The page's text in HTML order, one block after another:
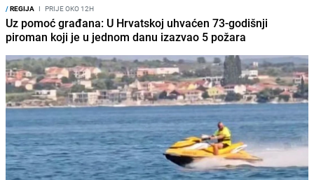
/REGIJA I PRIJE OKO 12H
Uz pomoć građana: U Hrvatskoj uhvaćen 73-godišnji
piroman koji je u jednom danu izazvao 5 požara